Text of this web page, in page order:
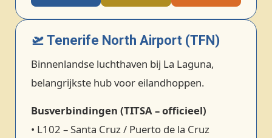
🛫 Tenerife North Airport (TFN)
Binnenlandse luchthaven bij La Laguna,
belangrijkste hub voor eilandhoppen.
Busverbindingen (TITSA – officieel)
• L102 – Santa Cruz / Puerto de la Cruz